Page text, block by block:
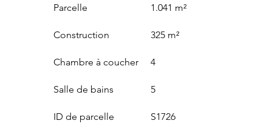
Parcelle
Construction
1.041 m²
325 m²
Chambre à coucher
Salle de bains
4
5
ID de parcelle S1726